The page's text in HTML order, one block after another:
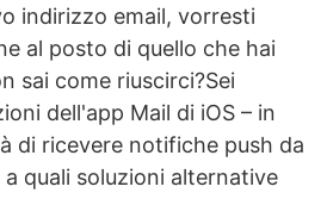
indirizzo email, vorresti
al posto di quello che hai
sai come riuscirci?Sei
dell'app Mail di iOS – in
di ricevere notifiche push da
a quali soluzioni alternative